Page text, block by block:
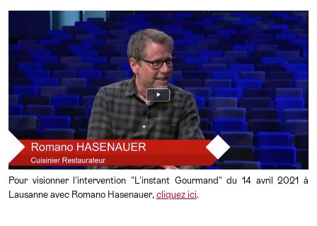
Pour visionner l 'intervention "L'instant Gourmand" du 14 avril 2021 à
Lausanne avec Romano Hasenauer, cliquez ici.